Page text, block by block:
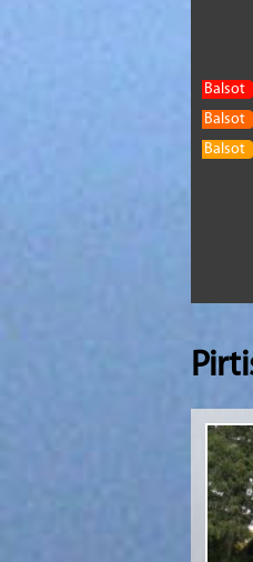
Balsot
Balsot
Balsot